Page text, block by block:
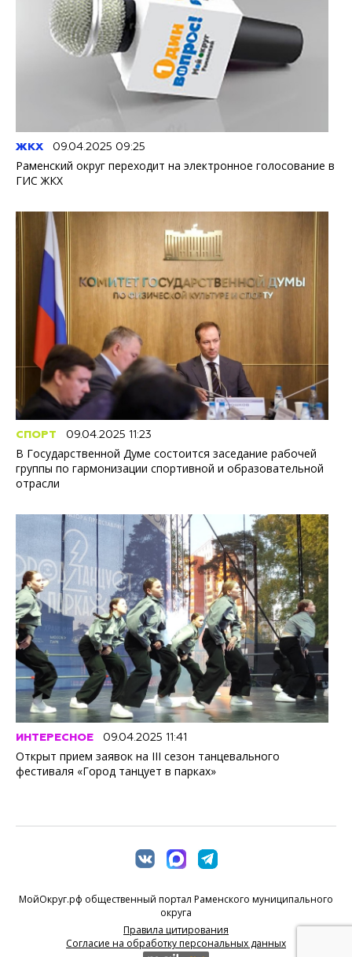
ЖКХ 09.04.2025 09:25
Раменский округ переходит на электронное голосование в
ГИС ЖКХ
СПОРТ 09.04.2025 11:23
В Государственной Думе состоится заседание рабочей
группы по гармонизации спортивной и образовательной
отрасли
ИНТЕРЕСНОЕ 09.04.2025 11:41
Открыт прием заявок на III сезон танцевального
фестиваля «Город танцует в парках»
МойОкруг.рф общественный портал Раменского муниципального
округа
Правила цитирования
Согласие на обработку персональных данных